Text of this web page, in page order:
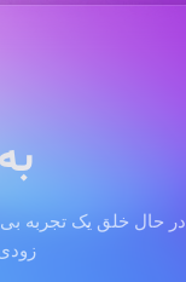
در حال خلق یک تجربه